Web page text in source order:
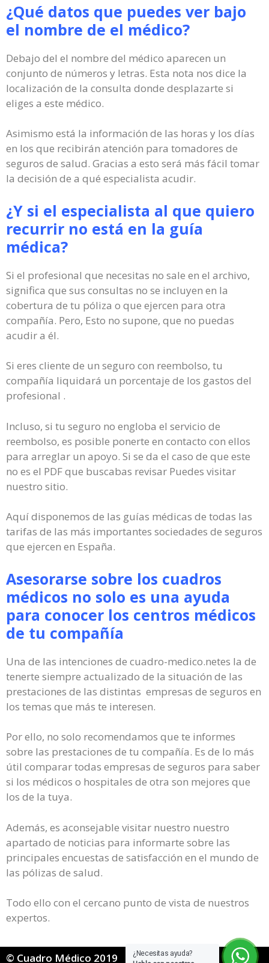
¿Necesitas ayuda?
¿Qué datos que puedes ver bajo
el nombre de el médico?
Debajo del el nombre del médico aparecen un
conjunto de números y letras. Esta nota nos dice la
localización de la consulta donde desplazarte si
eliges a este médico.
Asimismo está la información de las horas y los días
en los que recibirán atención para tomadores de
seguros de salud. Gracias a esto será más fácil tomar
la decisión de a qué especialista acudir.
¿Y si el especialista al que quiero
recurrir no está en la guía
médica?
Si el profesional que necesitas no sale en el archivo,
significa que sus consultas no se incluyen en la
cobertura de tu póliza o que ejercen para otra
compañía. Pero, Esto no supone, que no puedas
acudir a él.
Si eres cliente de un seguro con reembolso, tu
compañía liquidará un porcentaje de los gastos del
profesional .
Incluso, si tu seguro no engloba el servicio de
reembolso, es posible ponerte en contacto con ellos
para arreglar un apoyo. Si se da el caso de que este
no es el PDF que buscabas revisar Puedes visitar
nuestro sitio.
Aquí disponemos de las guías médicas de todas las
tarifas de las más importantes sociedades de seguros
que ejercen en España.
Asesorarse sobre los cuadros
médicos no solo es una ayuda
para conocer los centros médicos
de tu compañía
Una de las intenciones de cuadro-medico.netes la de
tenerte siempre actualizado de la situación de las
prestaciones de las distintas empresas de seguros en
los temas que más te interesen.
Por ello, no solo recomendamos que te informes
sobre las prestaciones de tu compañía. Es de lo más
útil comparar todas empresas de seguros para saber
si los médicos o hospitales de otra son mejores que
los de la tuya.
Además, es aconsejable visitar nuestro nuestro
apartado de noticias para informarte sobre las
principales encuestas de satisfacción en el mundo de
las pólizas de salud.
Todo ello con el cercano punto de vista de nuestros
expertos.
© Cuadro Médico 2019